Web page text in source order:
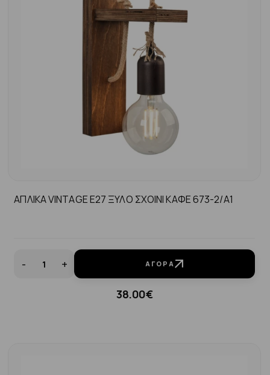
ΑΠΛΙΚΑ VINTAGE Ε27 ΞΥΛΟ ΣΧΟΙΝΙ ΚΑΦΕ 673-2/Α1
- + ΑΓΟΡΆ
38.00€